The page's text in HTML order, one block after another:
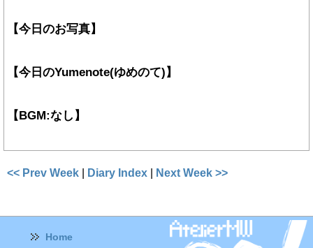
【今日のお写真】
【今日のYumenote(ゆめのて)】
【BGM:なし】
<< Prev Week | Diary Index | Next Week >>
Home